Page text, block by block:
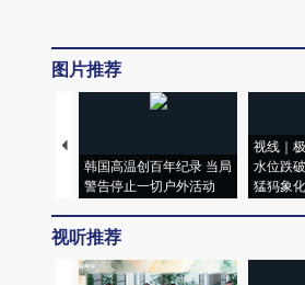
图片推荐
韩国高温创百年纪录 当局
警告停止一切户外活动
视线｜
水位跌
猛犸象
视听推荐